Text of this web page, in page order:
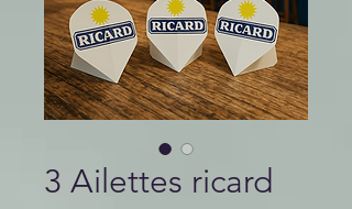
3 Ailettes ricard